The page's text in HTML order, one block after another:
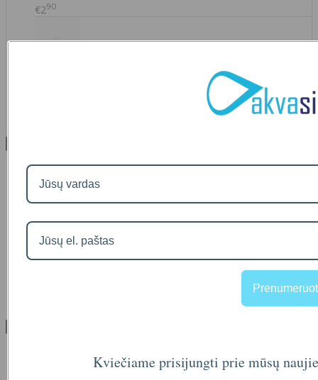
€290
IŠMANAUS VANDENS NUOTĖKIO DETEKTORIAUS PRIEDAS
Apie mus
Prekių pristatymas
Prekių grąžinimas
Apsipirkimo sąlygos ir taisyklės
Garantijos
NEMOKAMI VANDENS TYRIMAI
Privatumo politika
Atsiskaitymas IŠSIMOKĖTINAI
Prekės su nuolaidaKviečiame prisijungti prie mūsų